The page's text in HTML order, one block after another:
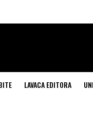
LAVACA EDITORA